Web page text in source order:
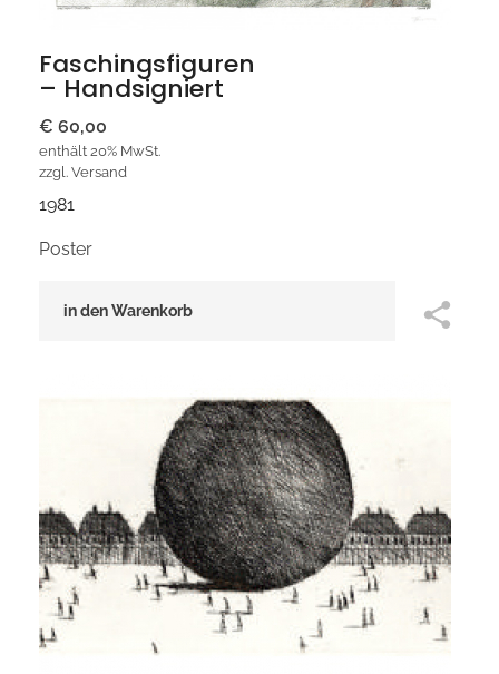
Faschingsfiguren
– Handsigniert
€ 60,00
enthält 20% MwSt.
zzgl. Versand
1981
Poster
in den Warenkorb